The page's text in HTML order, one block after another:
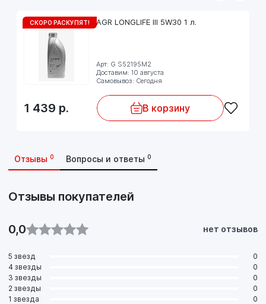
AGR LONGLIFE III 5W30 1 л.
Арт: G S52195M2
Доставим: 10 августа
Самовывоз: Сегодня
1 439 р. В корзину
СКОРО РАСКУПЯТ!
Отзывы 0 Вопросы и ответы 0
Отзывы покупателей
0,0 нет отзывов
5 звезд
0
4 звезды
0
3 звезды
0
2 звезды
0
1 звезда
0